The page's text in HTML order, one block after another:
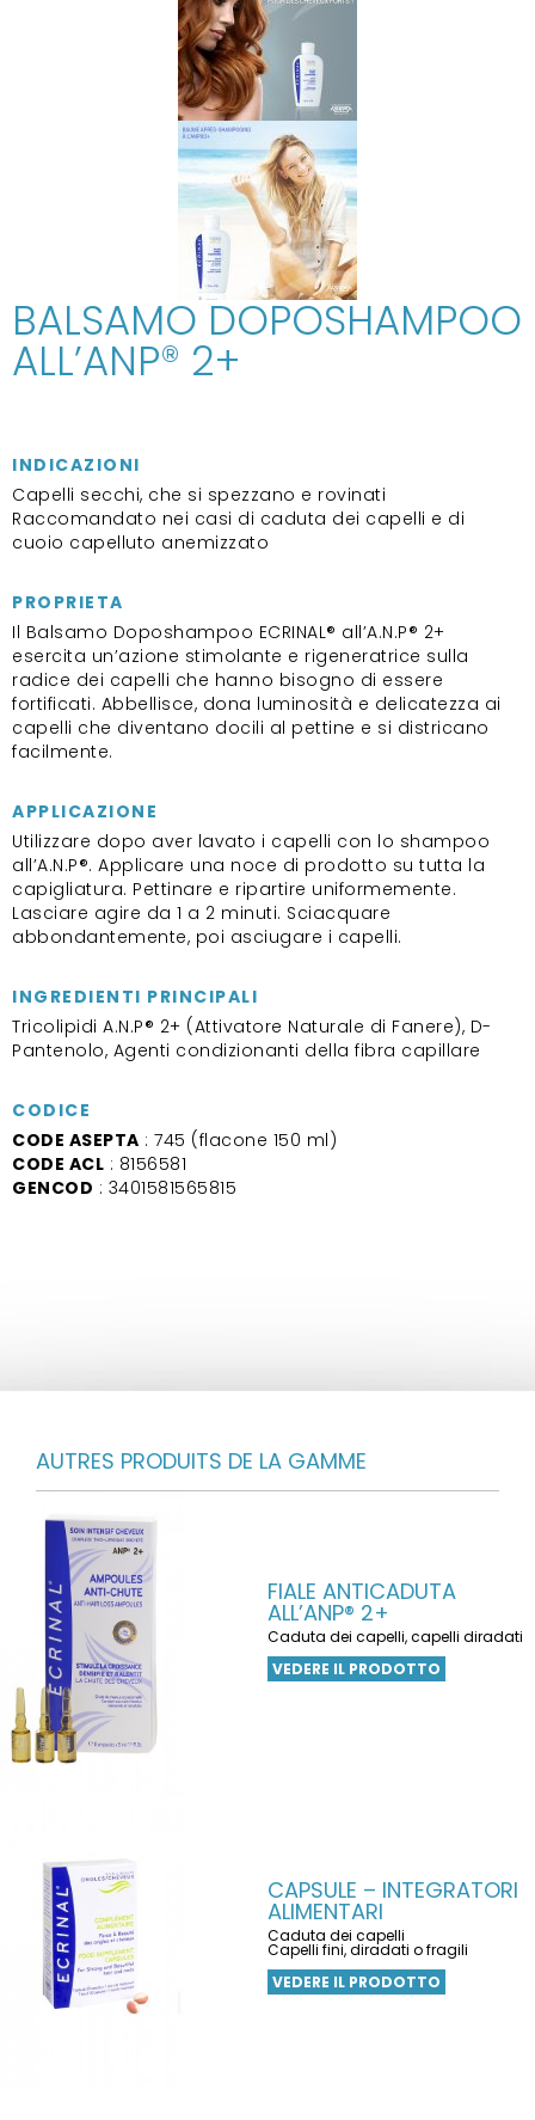
BALSAMO DOPOSHAMPOO
ALL’ANP® 2+
INDICAZIONI
Capelli secchi, che si spezzano e rovinati
Raccomandato nei casi di caduta dei capelli e di
cuoio capelluto anemizzato
PROPRIETA
Il Balsamo Doposhampoo ECRINAL® all’A.N.P® 2+
esercita un’azione stimolante e rigeneratrice sulla
radice dei capelli che hanno bisogno di essere
fortificati. Abbellisce, dona luminosità e delicatezza ai
capelli che diventano docili al pettine e si districano
facilmente.
APPLICAZIONE
Utilizzare dopo aver lavato i capelli con lo shampoo
all’A.N.P®. Applicare una noce di prodotto su tutta la
capigliatura. Pettinare e ripartire uniformemente.
Lasciare agire da 1 a 2 minuti. Sciacquare
abbondantemente, poi asciugare i capelli.
INGREDIENTI PRINCIPALI
Tricolipidi A.N.P® 2+ (Attivatore Naturale di Fanere), D-
Pantenolo, Agenti condizionanti della fibra capillare
CODICE
CODE ASEPTA : 745 (flacone 150 ml)
CODE ACL : 8156581
GENCOD : 3401581565815
AUTRES PRODUITS DE LA GAMME
FIALE ANTICADUTA
ALL’ANP® 2+
Caduta dei capelli, capelli diradati
VEDERE IL PRODOTTO
CAPSULE – INTEGRATORI
ALIMENTARI
Caduta dei capelli
Capelli fini, diradati o fragili
VEDERE IL PRODOTTO